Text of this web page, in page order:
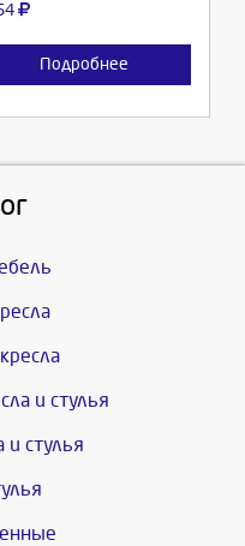
Подробнее
и стулья
и стулья